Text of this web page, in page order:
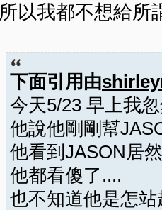
所以我都不想給所
下面引用由
今天5/23 早上我
他說他剛剛幫
他看到JASON居
他都看傻了....
也不知道他是怎站